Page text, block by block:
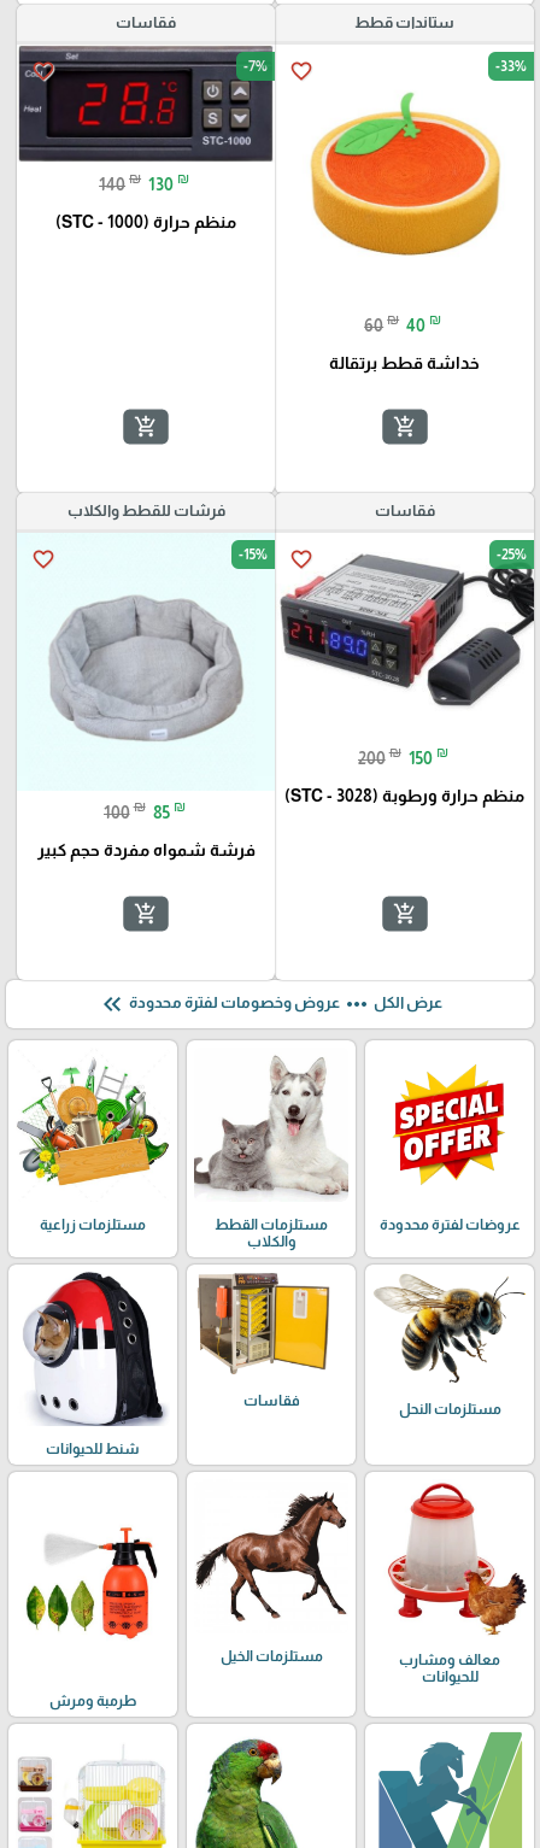
ستاندات قطط
favorite_border -33%
60 ₪ 40 ₪
خداشة قطط برتقالة
add_shopping_cart
فقاسات
favorite_border -7%
140 ₪ 130 ₪
منظم حرارة (STC - 1000)
add_shopping_cart
فقاسات
favorite_border -25%
200 ₪ 150 ₪
منظم حرارة ورطوبة (STC - 3028)
add_shopping_cart
فرشات للقطط والكلاب
favorite_border -15%
100 ₪ 85 ₪
فرشة شمواه مفردة حجم كبير
add_shopping_cart
عرض الكل more_horiz عروض وخصومات لفترة محدودة keyboard_double_arrow_left
عروضات لفترة محدودة
مستلزمات القطط
والكلاب
مستلزمات زراعية
مستلزمات النحل
فقاسات
شنط للحيوانات
معالف ومشارب
للحيوانات
مستلزمات الخيل
طرمبة ومرش